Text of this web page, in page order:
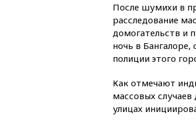
После шумихи в
расследование
домогательств и
ночь в Бангалоре,
полиции этого
Как отмечают
массовых
улицах